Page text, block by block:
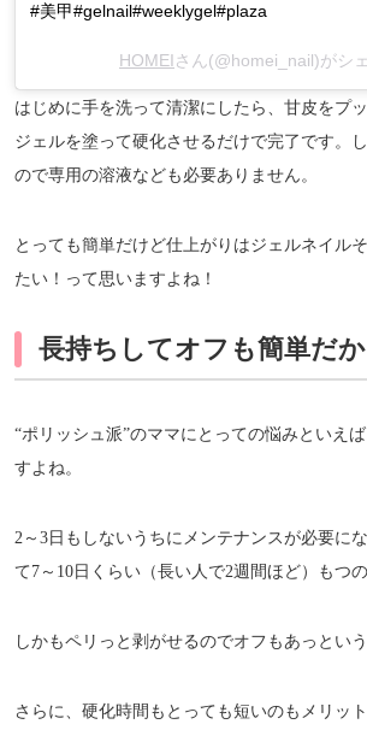
#美甲#gelnail#weeklygel#plaza
HOMEIさん(@homei_nail)がシ
はじめに手を洗って清潔にしたら、甘皮をプ
ジェルを塗って硬化させるだけで完了です。
ので専用の溶液なども必要ありません。
とっても簡単だけど仕上がりはジェルネイル
たい！って思いますよね！
長持ちしてオフも簡単だ
“ポリッシュ派”のママにとっての悩みといえ
すよね。
2～3日もしないうちにメンテナンスが必要に
て7～10日くらい（長い人で2週間ほど）もつ
しかもペリっと剥がせるのでオフもあっという
さらに、硬化時間もとっても短いのもメリッ